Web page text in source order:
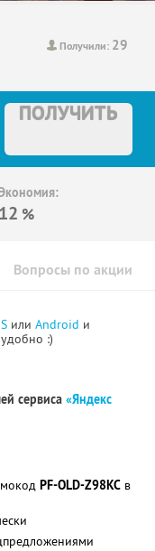
Получили: 29
ПОЛУЧИТЬ
12 %
Вопросы по акции
или Android и
:)
сервиса «Яндекс
PF-OLD-Z98KC в